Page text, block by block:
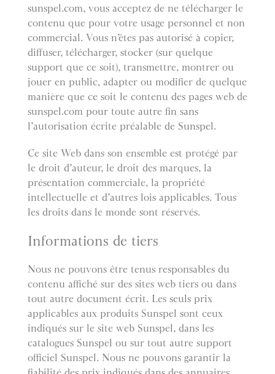
sunspel.com, vous acceptez de ne télécharger le
contenu que pour votre usage personnel et non
commercial. Vous n’êtes pas autorisé à copier,
diffuser, télécharger, stocker (sur quelque
support que ce soit), transmettre, montrer ou
jouer en public, adapter ou modifier de quelque
manière que ce soit le contenu des pages web de
sunspel.com pour toute autre fin sans
l’autorisation écrite préalable de Sunspel.
Ce site Web dans son ensemble est protégé par
le droit d’auteur, le droit des marques, la
présentation commerciale, la propriété
intellectuelle et d’autres lois applicables. Tous
les droits dans le monde sont réservés.
Informations de tiers
Nous ne pouvons être tenus responsables du
contenu affiché sur des sites web tiers ou dans
tout autre document écrit. Les seuls prix
applicables aux produits Sunspel sont ceux
indiqués sur le site web Sunspel, dans les
catalogues Sunspel ou sur tout autre support
officiel Sunspel. Nous ne pouvons garantir la